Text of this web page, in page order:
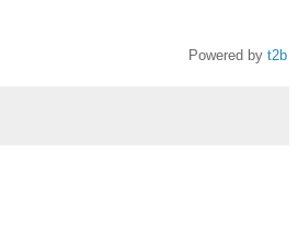
Powered by t2b